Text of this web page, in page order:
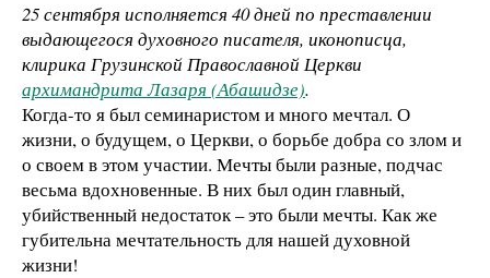
25 сентября исполняется 40 дней по преставлении
выдающегося духовного писателя, иконописца,
клирика Грузинской Православной Церкви
архимандрита Лазаря (Абашидзе).
Когда-то я был семинаристом и много мечтал. О
жизни, о будущем, о Церкви, о борьбе добра со злом и
о своем в этом участии. Мечты были разные, подчас
весьма вдохновенные. В них был один главный,
убийственный недостаток – это были мечты. Как же
губительна мечтательность для нашей духовной
жизни!